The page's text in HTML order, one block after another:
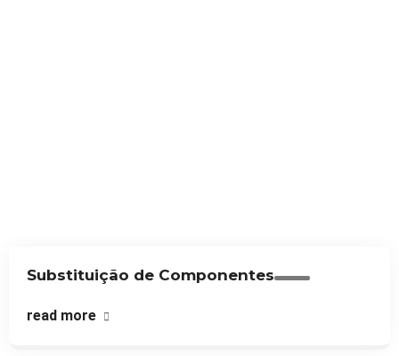
Substituição de Componentes
read more